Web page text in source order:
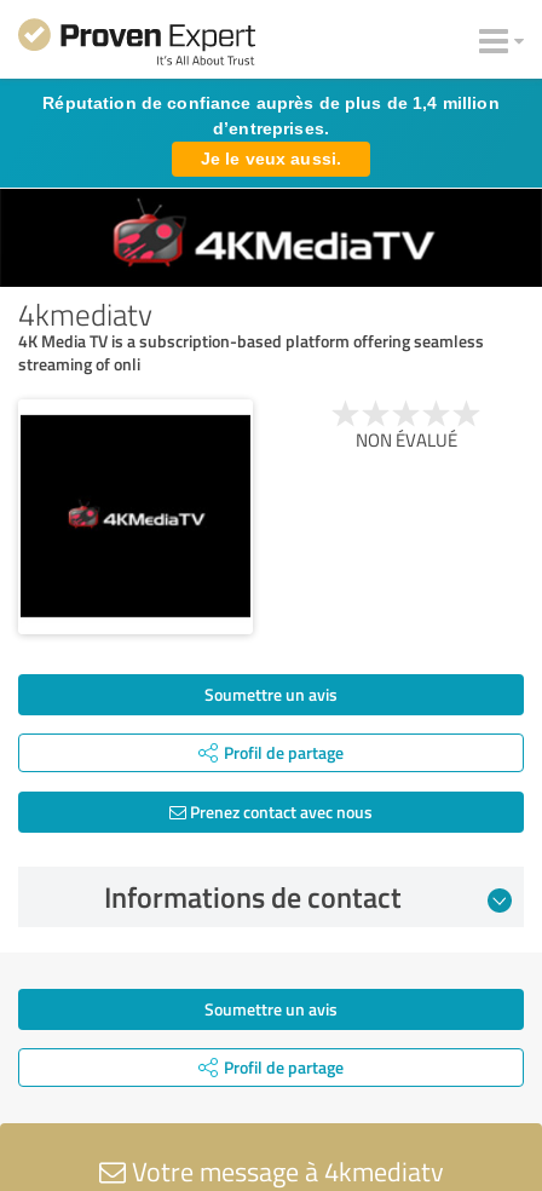
Réputation de confiance auprès de plus de 1,4 million
d’entreprises.
Je le veux aussi.
4kmediatv
4K Media TV is a subscription-based platform offering seamless
streaming of onli
NON ÉVALUÉ
Soumettre un avis
Profil de partage
Prenez contact avec nous
Informations de contact
Soumettre un avis
Profil de partage
Votre message à 4kmediatv